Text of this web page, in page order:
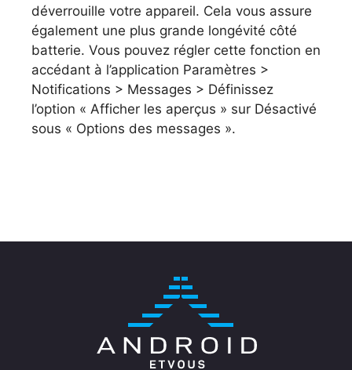
déverrouille votre appareil. Cela vous assure
également une plus grande longévité côté
batterie. Vous pouvez régler cette fonction en
accédant à l’application Paramètres >
Notifications > Messages > Définissez
l’option « Afficher les aperçus » sur Désactivé
sous « Options des messages ».